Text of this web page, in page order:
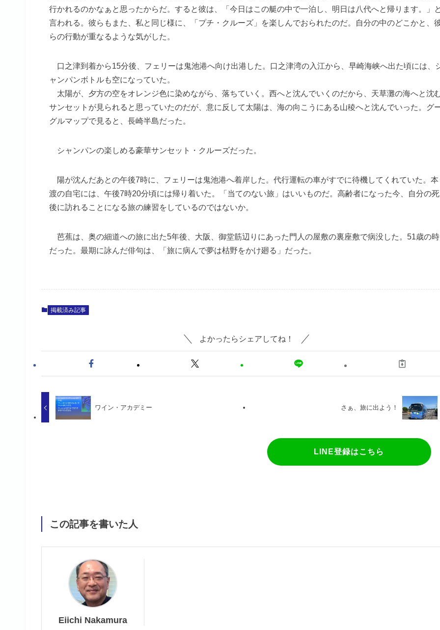
行かれるのかなぁと思ったからだ。すると彼は、「今日はこの艇の中で一泊し、明日は八代へと帰ります。」と
言われる。彼らもまた、私と同じ様に、「プチ・クルーズ」を楽しんでおられたのだ。自分の中のどこかと、
らの行動が重なるような気がした。
口之津到着から15分後、フェリーは鬼池港へ向け出港した。口之津湾の入江から、早崎海峡へ出た頃には、
ャンパンボトルも空になっていた。
太陽が、夕方の空をオレンジ色に染めながら、落ちていく。西へと沈んでいくのだから、天草灘の海へと沈
サンセットが見られると思っていたのだが、意に反して太陽は、海の向こうにある山稜へと沈んでいった。グ
グルマップで見ると、長崎半島だった。
シャンパンの楽しめる豪華サンセット・クルーズだった。
陽が沈んだあとの午後7時に、フェリーは鬼池港へ着岸した。代行運転の車がすでに待機してくれていた。本
渡の自宅には、午後7時20分頃には帰り着いた。「当てのない旅」はいいものだ。高齢者になった今、自分の死
後に訪れることになる旅の練習をしているのではないか。
芭蕉は、奥の細道への旅に出た5年後、大阪、御堂筋辺りにあった門人の屋敷の裏座敷で病没した。51歳の時
だった。最期に詠んだ俳句は、「旅に病んで夢は枯野をかけ廻る」だった。
掲載済み記事
よかったらシェアしてね！
ワイン・アカデミー さぁ、旅に出よう！
LINE登録はこちら
この記事を書いた人
Eiichi Nakamura